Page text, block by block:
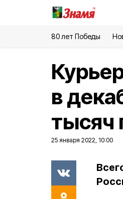
80 лет Победы
в
тысяч
25 января 2022, 10:00